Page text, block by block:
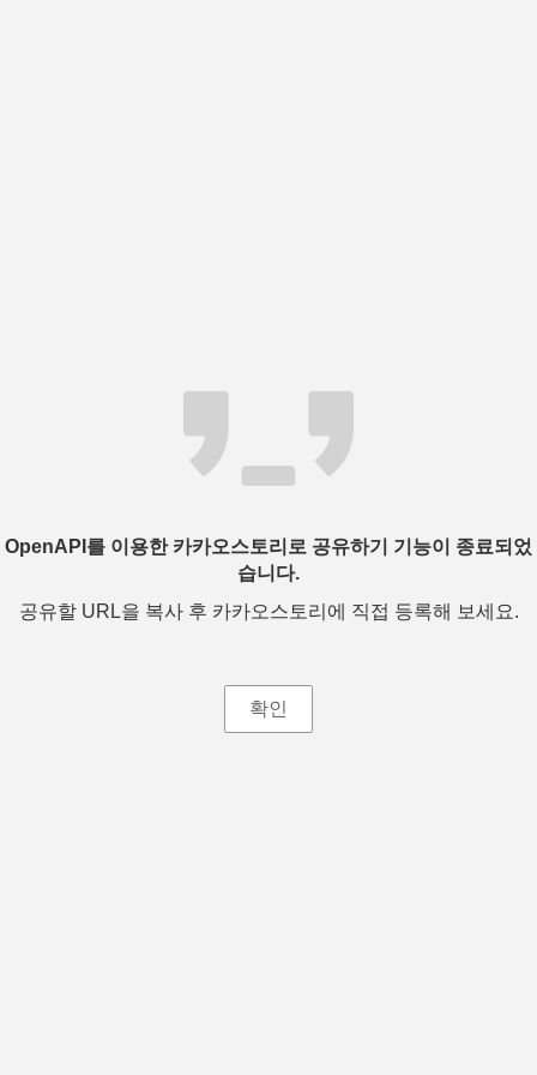
OpenAPI를 이용한 카카오스토리로 공유하기 기능이 종료되었
습니다.
공유할 URL을 복사 후 카카오스토리에 직접 등록해 보세요.
확인